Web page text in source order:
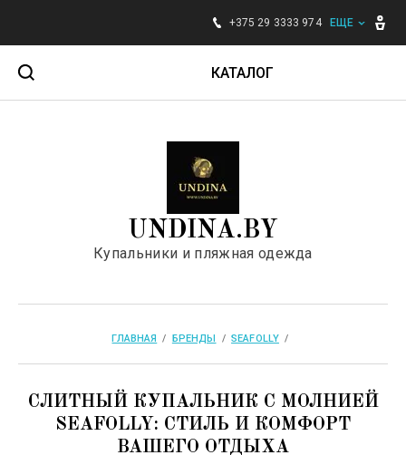
+375 29 3333 974 ЕЩЕ
КАТАЛОГ
UNDINA.BY
Купальники и пляжная одежда
ГЛАВНАЯ
  /
БРЕНДЫ
  /
SEAFOLLY
  /
СЛИТНЫЙ КУПАЛЬНИК С МОЛНИЕЙ
SEAFOLLY: СТИЛЬ И КОМФОРТ
ВАШЕГО ОТДЫХА